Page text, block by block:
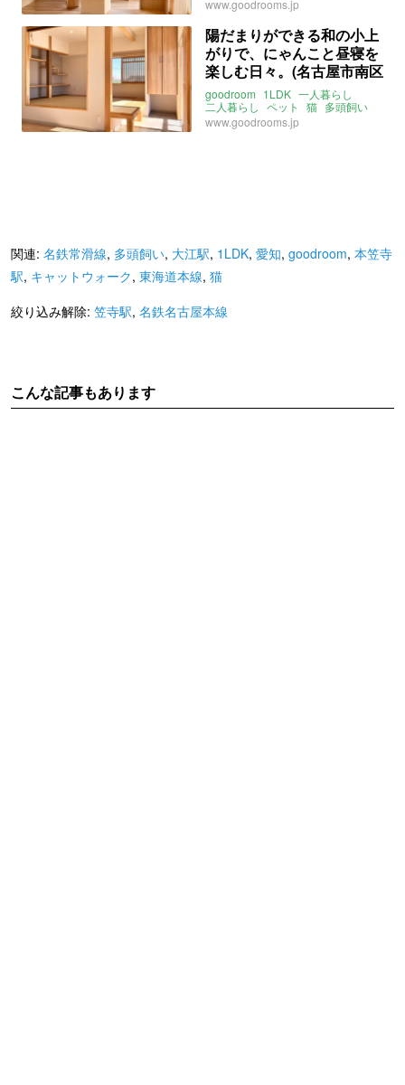
キャットステップ
爪とぎ
レトロ マンション
リノベ
二面採光 角部屋 愛知 名古屋
中割 名鉄常滑線 大江駅
東海道本線 笠寺駅
名鉄名古屋本線
本笠寺駅
ライター：増成かおり
賃貸
www.goodrooms.jp
陽だまりができる和の小上
がりで、にゃんこと昼寝を
楽しむ日々。(名古屋市南区
51㎡の賃貸物件)
goodroom 1LDK 一人暮らし
二人暮らし ペット 猫 多頭飼い
和室 小上がり 畳
キャットウォーク
www.goodrooms.jp
関連: 名鉄常滑線, 多頭飼い, 大江駅, 1LDK, 愛知, goodroom, 本笠寺
駅, キャットウォーク, 東海道本線, 猫
絞り込み解除: 笠寺駅, 名鉄名古屋本線
こんな記事もあります